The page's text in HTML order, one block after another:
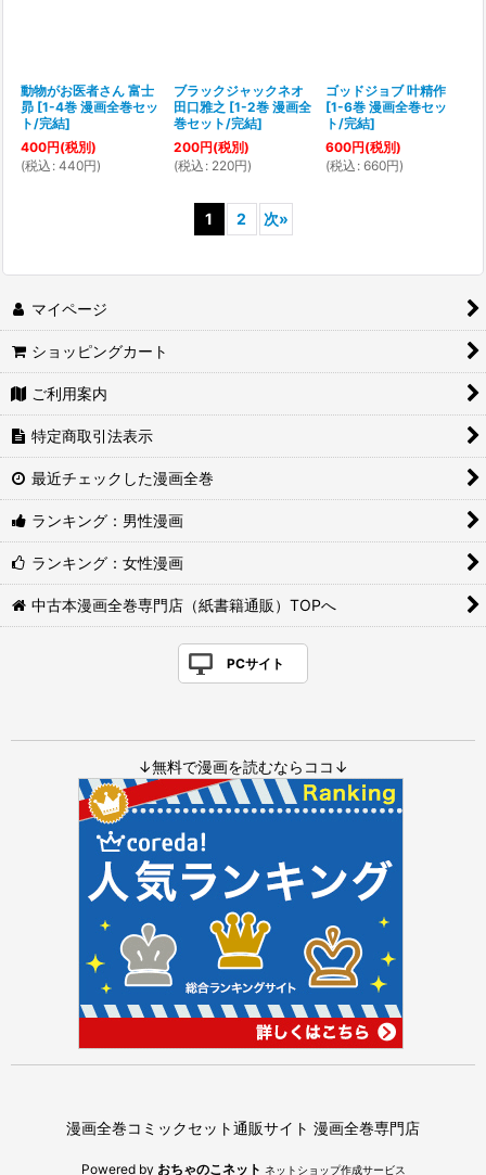
動物がお医者さん 富士
昴 [1-4巻 漫画全巻セッ
ト/完結]
400円(税別)
(税込 : 440円)
ブラックジャックネオ
田口雅之 [1-2巻 漫画全
巻セット/完結]
200円(税別)
(税込 : 220円)
ゴッドジョブ 叶精作
[1-6巻 漫画全巻セッ
ト/完結]
600円(税別)
(税込 : 660円)
1 2 次»
マイページ
ショッピングカート
ご利用案内
特定商取引法表示
最近チェックした漫画全巻
ランキング：男性漫画
ランキング：女性漫画
中古本漫画全巻専門店（紙書籍通販）TOPへ
PCサイト
↓無料で漫画を読むならココ↓
漫画全巻コミックセット通販サイト 漫画全巻専門店
Powered by おちゃのこネット ネットショップ作成サービス